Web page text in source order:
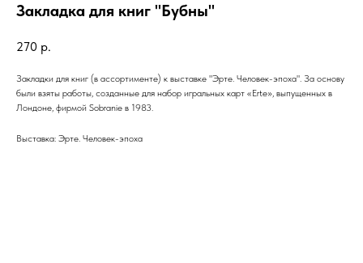
Закладка для книг "Бубны"
270 р.
Закладки для книг (в ассортименте) к выставке "Эрте. Человек-эпоха". За основу
были взяты работы, созданные для набор игральных карт «Erte», выпущенных в
Лондоне, фирмой Sobranie в 1983.
Выставка: Эрте. Человек-эпоха